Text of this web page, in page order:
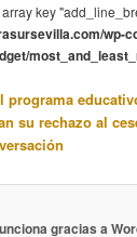
key
wp-
programa
su rechazo al
gracias a